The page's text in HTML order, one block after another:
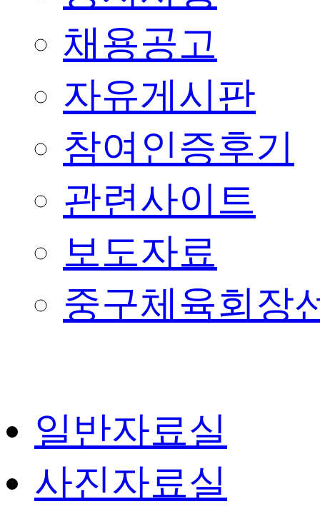
채용공고
자유게시판
참여인증후기
관련사이트
보도자료
중구체육회장
일반자료실
사진자료실